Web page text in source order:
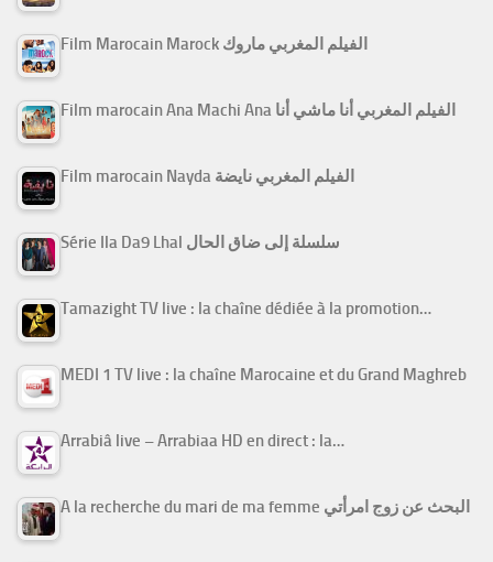
Film Marocain Marock الفيلم المغربي ماروك
Film marocain Ana Machi Ana الفيلم المغربي أنا ماشي أنا
Film marocain Nayda الفيلم المغربي نايضة
Série Ila Da9 Lhal سلسلة إلى ضاق الحال
Tamazight TV live : la chaîne dédiée à la promotion…
MEDI 1 TV live : la chaîne Marocaine et du Grand Maghreb
Arrabiâ live – Arrabiaa HD en direct : la…
A la recherche du mari de ma femme البحث عن زوج امرأتي